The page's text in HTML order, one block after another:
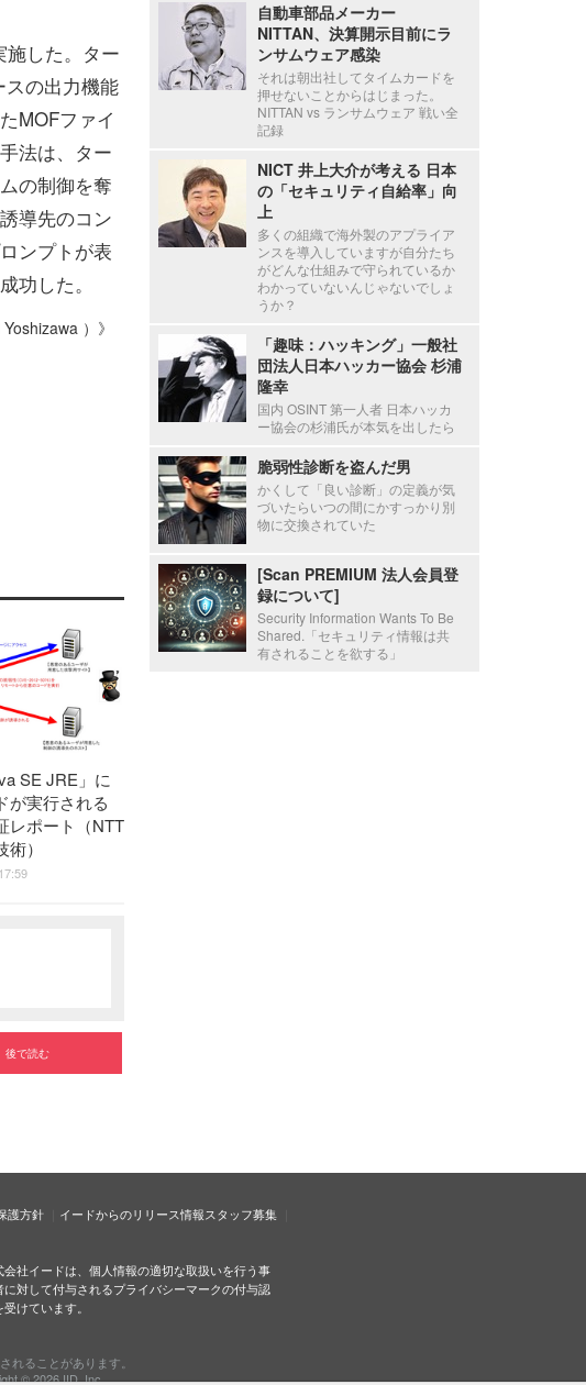
した。ター
の出力機能
MOFファイ
法は、ター
の制御を奪
導先のコン
ンプトが表
功した。
）》
SE JRE」に
が実行される
レポート（NTT
）
後で読む
自動車部品メーカー
NITTAN、決算開示目前にラ
ンサムウェア感染
それは朝出社してタイムカードを
押せないことからはじまった。
NITTAN vs ランサムウェア 戦い全
記録
NICT 井上大介が考える 日本
の「セキュリティ自給率」向
上
多くの組織で海外製のアプライア
ンスを導入していますが自分たち
がどんな仕組みで守られているか
わかっていないんじゃないでしょ
うか？
「趣味：ハッキング」一般社
団法人日本ハッカー協会 杉浦
隆幸
国内 OSINT 第一人者 日本ハッカ
ー協会の杉浦氏が本気を出したら
脆弱性診断を盗んだ男
かくして「良い診断」の定義が気
づいたらいつの間にかすっかり別
物に交換されていた
[Scan PREMIUM 法人会員登
録について]
Security Information Wants To Be
Shared.「セキュリティ情報は共
有されることを欲する」
護方針 イードからのリリース情報スタッフ募集
会社イードは、個人情報の適切な取扱いを行う事
に対して付与されるプライバシーマークの付与認
受けています。
れることがあります。
© 2026 IID, Inc.